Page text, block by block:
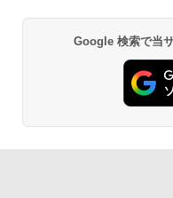
Google 検索で当